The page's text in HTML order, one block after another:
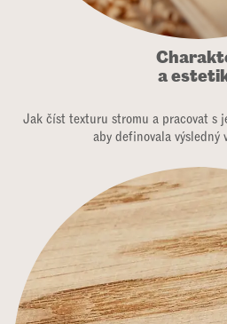
Jak číst texturu stromu a pracovat s
aby definovala výsledný
a